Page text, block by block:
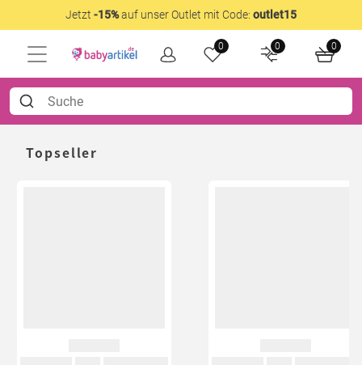
Jetzt -15%auf unser Outlet mit Code: outlet15
0 0 0
Topseller